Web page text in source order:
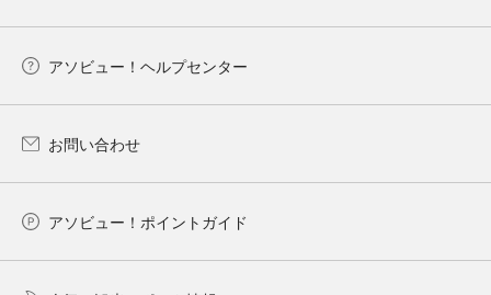
アソビュー！ヘルプセンター
お問い合わせ
アソビュー！ポイントガイド